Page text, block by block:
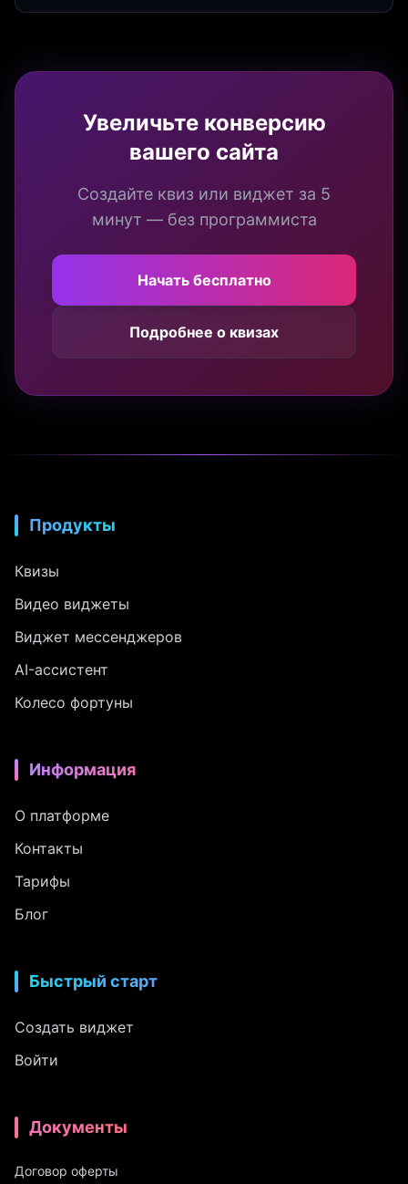
Увеличьте конверсию
вашего сайта
Создайте квиз или виджет за 5
минут — без программиста
Начать бесплатно
Подробнее о квизах
Продукты
Квизы
Видео виджеты
Виджет мессенджеров
AI-ассистент
Колесо фортуны
Информация
О платформе
Контакты
Тарифы
Блог
Быстрый старт
Создать виджет
Войти
Документы
Договор оферты